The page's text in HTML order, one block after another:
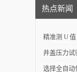
热点新闻
精准测 U 值
上海乐傲的
仪守护建筑
井盖压力试
设中的作用
选择全自动